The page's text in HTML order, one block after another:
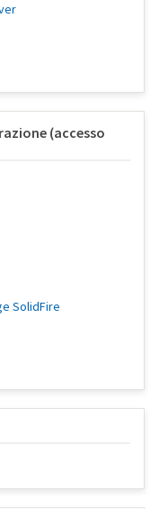
(accesso
SolidFire